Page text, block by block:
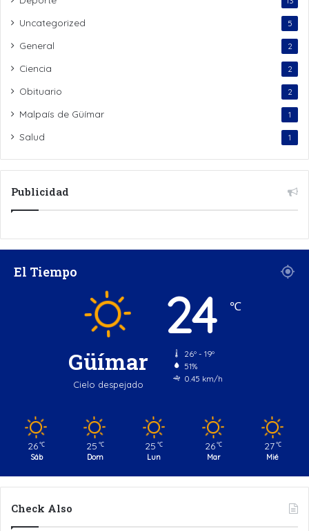
Uncategorized 5
General 2
Ciencia 2
Obituario 2
Malpaís de Güímar 1
Salud 1
Publicidad
El Tiempo
Güímar
Cielo despejado
24 ℃
26º - 19º
51%
0.45 km/h
26 ℃
Sáb
25 ℃
Dom
25 ℃
Lun
26 ℃
Mar
27 ℃
Mié
Check Also